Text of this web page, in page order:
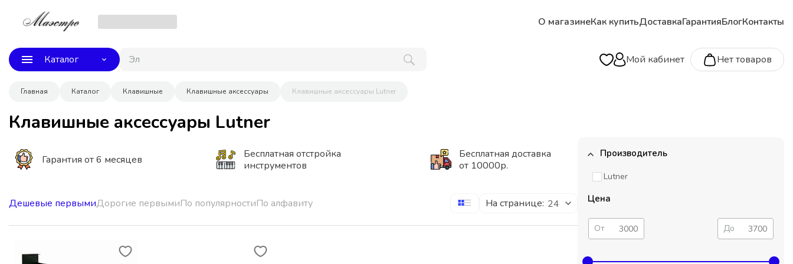
О магазинеКак купитьДоставкаГарантияБлогКонтакты
Каталог Элек Мой кабинет Нет товаров
Главная Каталог Клавишные Клавишные аксессуары Клавишные аксессуары Lutner
Клавишные аксессуары Lutner
Гарантия от 6 месяцев
Бесплатная отстройка
инструментов
Бесплатная доставка
от 10000р.
Дешевые первымиДорогие первымиПо популярностиПо алфавиту На странице: 24
Производитель
Lutner
Цена
От До